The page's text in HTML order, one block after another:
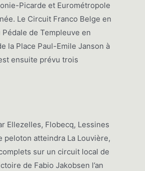
Picarde et Eurométropole
Le Circuit Franco Belge en
de Templeuve en
la Place Paul-Emile Janson à
ensuite prévu trois
Ellezelles, Flobecq, Lessines
peloton atteindra La Louvière,
sur un circuit local de
de Fabio Jakobsen l’an